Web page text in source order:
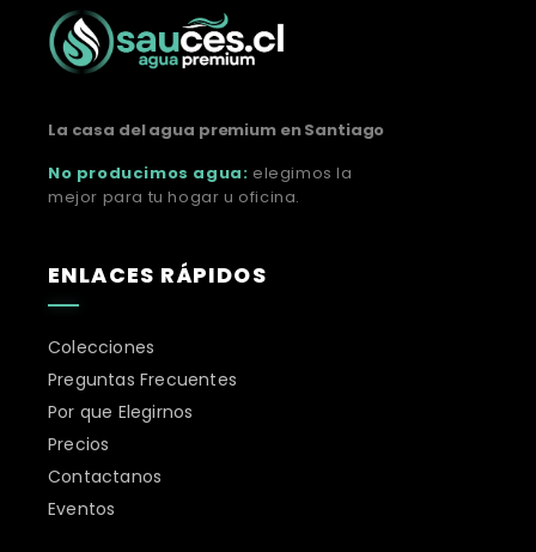
La casa del agua premium en Santiago
No producimos agua: elegimos la
mejor para tu hogar u oficina.
ENLACES RÁPIDOS
Colecciones
Preguntas Frecuentes
Por que Elegirnos
Precios
Contactanos
Eventos